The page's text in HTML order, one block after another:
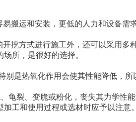
搬运和安装，更低的人力和设备需
挖方式进行施工外，还可以采用多
所，是很好的选择。
别是热氧化作用会使其性能降低，
龟裂、变脆或粉化，丧失其力学性
工和使用过程或选材时应予以注意